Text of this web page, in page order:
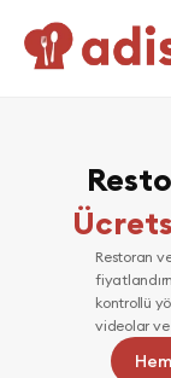
Restoran
kontrollü
videolar